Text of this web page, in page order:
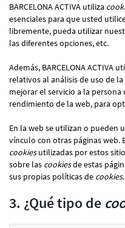
BARCELONA ACTIVA utiliza
esenciales para que usted
libremente, pueda utilizar
las diferentes opciones, etc.
Además, BARCELONA ACTIVA
relativos al análisis de uso de
mejorar el servicio a la
rendimiento de la web, para
En la web se utilizan o pueden
vínculo con otras páginas web.
cookiesutilizadas por estos
sobre las cookiesde estas
sus propias políticas de cookies.
3. ¿Qué tipo de